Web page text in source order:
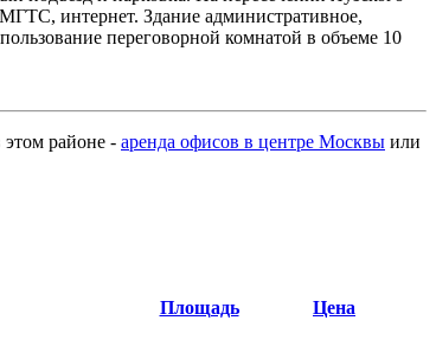
интернет. Здание административное,
переговорной комнатой в объеме 10
этом районе - аренда офисов в центре Москвы или
Площадь Цена